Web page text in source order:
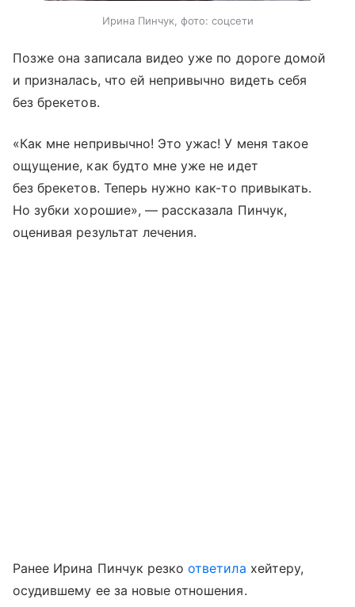
Ирина Пинчук, фото: соцсети
Позже она записала видео уже по дороге домой
и призналась, что ей непривычно видеть себя
без брекетов.
«Как мне непривычно! Это ужас! У меня такое
ощущение, как будто мне уже не идет
без брекетов. Теперь нужно как-то привыкать.
Но зубки хорошие», — рассказала Пинчук,
оценивая результат лечения.
Ранее Ирина Пинчук резкоответила хейтеру,
осудившему ее за новые отношения.